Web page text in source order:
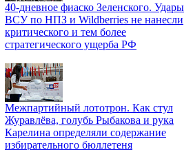
40-дневное фиаско Зеленского. Удары
ВСУ по НПЗ и Wildberries не нанесли
критического и тем более
стратегического ущерба РФ
Межпартийный лототрон. Как стул
Журавлёва, голубь Рыбакова и рука
Карелина определяли содержание
избирательного бюллетеня